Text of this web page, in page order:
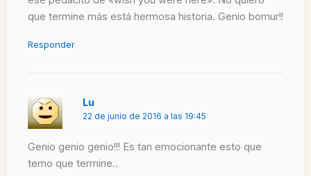
que termine más está hermosa historia. Genio bomur!!
Responder
Lu
22 de junio de 2016 a las 19:45
Genio genio genio!!! Es tan emocionante esto que
temo que termine..